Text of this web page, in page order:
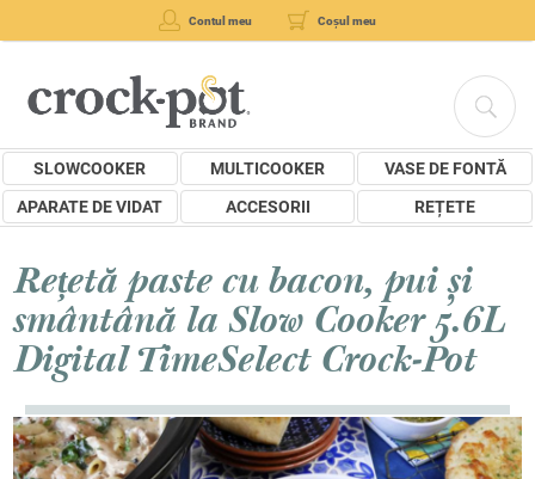
Contul meu Coșul meu
SLOWCOOKER MULTICOOKER
VASE DE FONTĂ
APARATE DE VIDAT
ACCESORII REȚETE
Rețetă paste cu bacon, pui și
smântână la Slow Cooker 5.6L
Digital TimeSelect Crock-Pot